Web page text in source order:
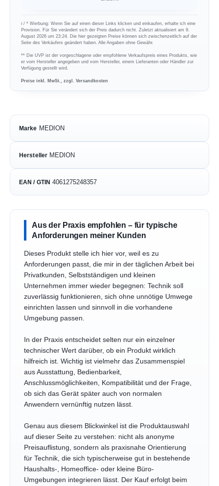
ℹ︎ / * Werbung: Wenn Sie auf einen dieser Links klicken und einkaufen, erhalte ich eine
Provision. Für Sie verändert sich der Preis dadurch nicht. Zuletzt aktualisiert am 9.
August 2026 um 23:24. Die hier gezeigten Preise können sich zwischenzeitlich auf der
Seite des Verkäufers geändert haben. Alle Angaben ohne Gewähr.
** Die UVP ist der vorgeschlagene oder empfohlene Verkaufspreis eines Produkts, wie
er vom Hersteller angegeben und vom Hersteller, einem Lieferanten oder Händler zur
Verfügung gestellt wird.
Preise inkl. MwSt., zzgl. Versandkosten
Marke MEDION
Hersteller MEDION
EAN / GTIN 4061275248357
Aus der Praxis empfohlen – für typische
Anforderungen meiner Kunden
Dieses Produkt stelle ich hier vor, weil es zu
Anforderungen passt, die mir in der täglichen Arbeit bei
Privatkunden, Selbstständigen und kleinen
Unternehmen immer wieder begegnen: Technik soll
zuverlässig funktionieren, sich ohne unnötige Umwege
einrichten lassen und sinnvoll in die vorhandene
Umgebung passen.
In der Praxis entscheidet selten nur ein einzelner
technischer Wert darüber, ob ein Produkt wirklich
hilfreich ist. Wichtig ist vielmehr das Zusammenspiel
aus Ausstattung, Bedienbarkeit,
Anschlussmöglichkeiten, Kompatibilität und der Frage,
ob sich das Gerät später auch von normalen
Anwendern vernünftig nutzen lässt.
Genau aus diesem Blickwinkel ist die Produktauswahl
auf dieser Seite zu verstehen: nicht als anonyme
Preisauflistung, sondern als praxisnahe Orientierung
für Technik, die sich typischerweise gut in bestehende
Haushalts-, Homeoffice- oder kleine Büro-
Umgebungen integrieren lässt. Der Kauf erfolgt beim